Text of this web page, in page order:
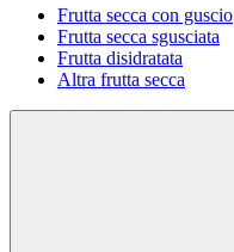
Frutta secca con guscio
Frutta secca sgusciata
Frutta disidratata
Altra frutta secca